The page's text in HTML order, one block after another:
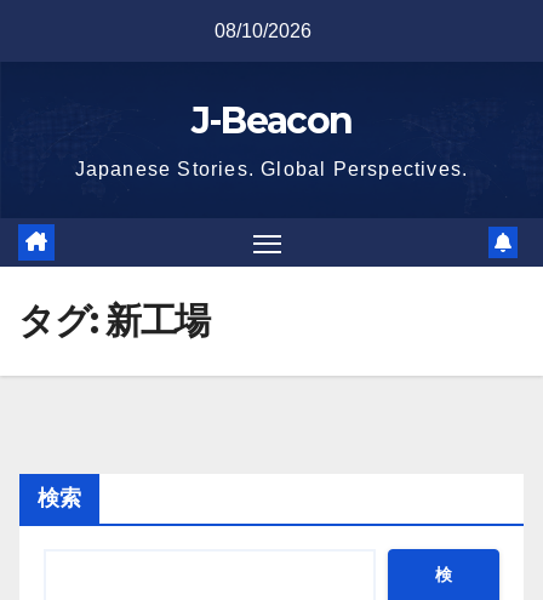
08/10/2026
J-Beacon
Japanese Stories. Global Perspectives.
タグ:新工場
検索
検